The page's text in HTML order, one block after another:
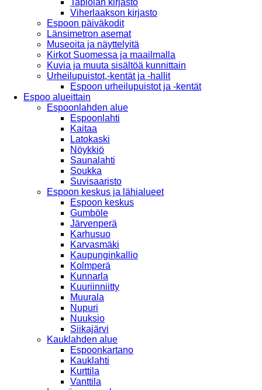
Viherlaakson kirjasto
Espoon päiväkodit
Länsimetron asemat
Museoita ja näyttelyitä
Kirkot Suomessa ja maailmalla
Kuvia ja muuta sisältöä kunnittain
Urheilupuistot,-kentät ja -hallit
Espoon urheilupuistot ja -kentät
Espoo alueittain
Espoonlahden alue
Espoonlahti
Kaitaa
Latokaski
Nöykkiö
Saunalahti
Soukka
Suvisaaristo
Espoon keskus ja lähialueet
Espoon keskus
Gumböle
Järvenperä
Karhusuo
Karvasmäki
Kaupunginkallio
Kolmperä
Kunnarla
Kuuriinniitty
Muurala
Nupuri
Nuuksio
Siikajärvi
Kauklahden alue
Espoonkartano
Kauklahti
Kurttila
Vanttila